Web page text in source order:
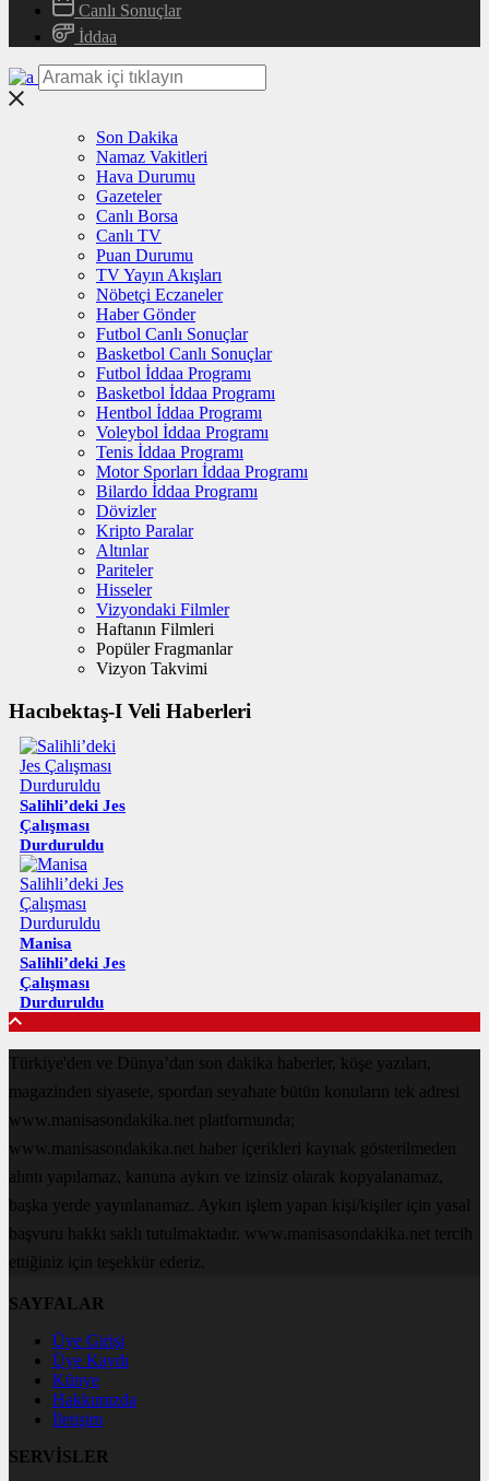
Canlı Sonuçlar
İddaa
Son Dakika
Namaz Vakitleri
Hava Durumu
Gazeteler
Canlı Borsa
Canlı TV
Puan Durumu
TV Yayın Akışları
Nöbetçi Eczaneler
Haber Gönder
Futbol Canlı Sonuçlar
Basketbol Canlı Sonuçlar
Futbol İddaa Programı
Basketbol İddaa Programı
Hentbol İddaa Programı
Voleybol İddaa Programı
Tenis İddaa Programı
Motor Sporları İddaa Programı
Bilardo İddaa Programı
Dövizler
Kripto Paralar
Altınlar
Pariteler
Hisseler
Vizyondaki Filmler
Haftanın Filmleri
Popüler Fragmanlar
Vizyon Takvimi
Hacıbektaş-I Veli Haberleri
Salihli’deki Jes
Çalışması
Durduruldu
Manisa
Salihli’deki Jes
Çalışması
Durduruldu
Türkiye'den ve Dünya’dan son dakika haberler, köşe yazıları,
magazinden siyasete, spordan seyahate bütün konuların tek adresi
www.manisasondakika.net platformunda;
www.manisasondakika.net haber içerikleri kaynak gösterilmeden
alıntı yapılamaz, kanuna aykırı ve izinsiz olarak kopyalanamaz,
başka yerde yayınlanamaz. Aykırı işlem yapan kişi/kişiler için yasal
başvuru hakkı saklı tutulmaktadır. www.manisasondakika.net tercih
ettiğiniz için teşekkür ederiz.
SAYFALAR
Üye Girişi
Üye Kaydı
Künye
Hakkımızda
İletişim
SERVİSLER